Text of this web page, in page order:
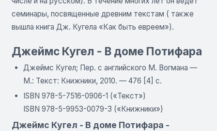
семинары, посвященные древним текстам ( также
вышла книга Дж. Кугела «Как быть евреем»).
Джеймс Кугел - В доме Потифара
Джеймс Кугел; Пер. с английского М. Вогмана —
М.: Текст: Книжники, 2010. — 476 [4] с.
ISBN 978-5-7516-0906-1 («Текст»)
ISBN 978-5-9953-0079-3 («Книжники»)
Джеймс Кугел - В доме Потифара -